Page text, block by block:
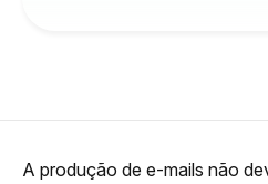
A produção de e-mails não